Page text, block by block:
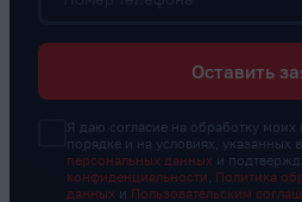
Оставить
Я даю согласие на обработку
порядке и на условиях, указанных в
персональных данных и
конфиденциальности
Политика
данных и Пользовательским